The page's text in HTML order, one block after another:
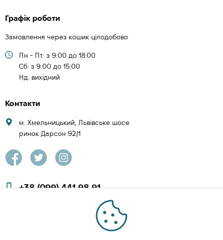
Графік роботи
Замовлення через кошик цілодобово
Пн - Пт: з 9:00 до 18:00
Cб: з 9:00 до 15:00
Нд: вихідний
Контакти
м. Хмельницький, Львівське шосе
ринок Дарсон 92/1
+38 (099) 441 98 91
+38 (097) 423 08 00
zachesa86@gmail.com